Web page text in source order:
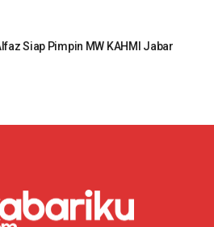
Siap Pimpin MW KAHMI Jabar